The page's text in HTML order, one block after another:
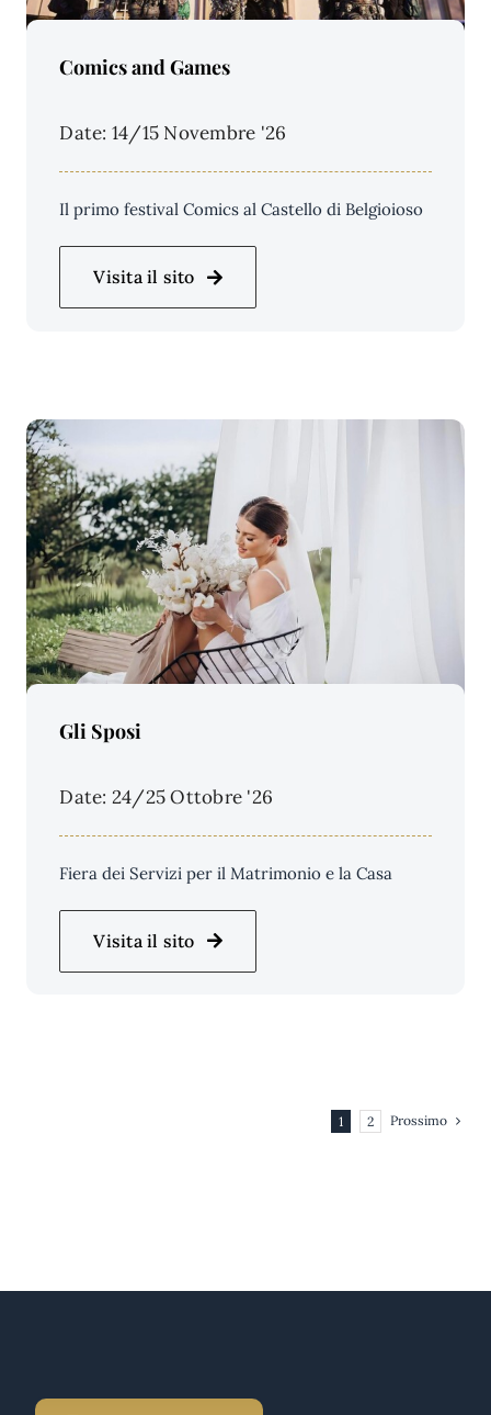
Comics and Games
Date: 14/15 Novembre '26
Il primo festival Comics al Castello di Belgioioso
Visita il sito
Gli Sposi
Date: 24/25 Ottobre '26
Fiera dei Servizi per il Matrimonio e la Casa
Visita il sito
1 2 Prossimo